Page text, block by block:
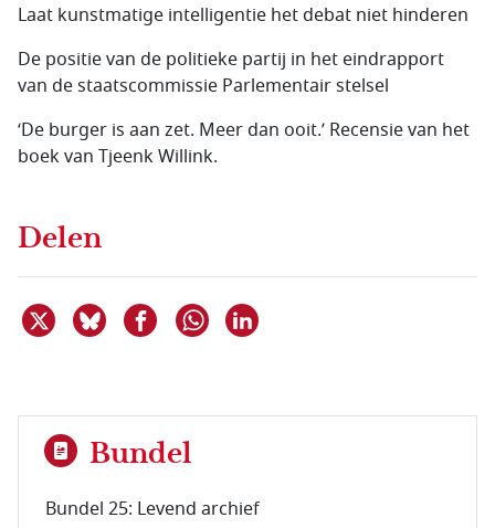
Laat kunstmatige intelligentie het debat niet hinderen
De positie van de politieke partij in het eindrapport
van de staatscommissie Parlementair stelsel
‘De burger is aan zet. Meer dan ooit.’ Recensie van het
boek van Tjeenk Willink.
Delen
Deel dit item op X
Deel dit item op Bluesky
Deel dit item op Facebook
Delen via WhatsApp
Bundel
Bundel 25: Levend archief